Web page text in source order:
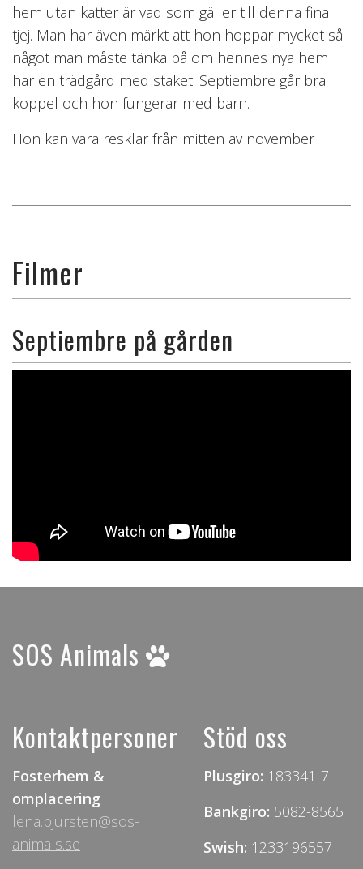
hem utan katter är vad som gäller till denna fina
tjej. Man har även märkt att hon hoppar mycket så
något man måste tänka på om hennes nya hem
har en trädgård med staket. Septiembre går bra i
koppel och hon fungerar med barn.
Hon kan vara resklar från mitten av november
Filmer
Septiembre på gården
SOS Animals
Kontaktpersoner
Fosterhem &
omplacering
lena.bjursten@sos-
animals.se
Stöd oss
Plusgiro: 183341-7
Bankgiro: 5082-8565
Swish: 1233196557